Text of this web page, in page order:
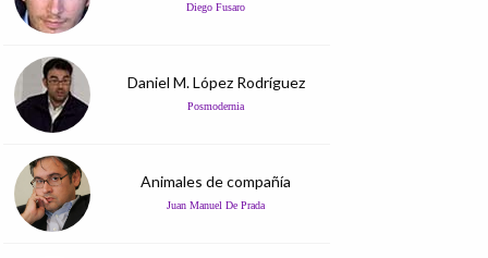
Diego Fusaro
Daniel M. López Rodríguez
Posmodernia
Animales de compañía
Juan Manuel De Prada